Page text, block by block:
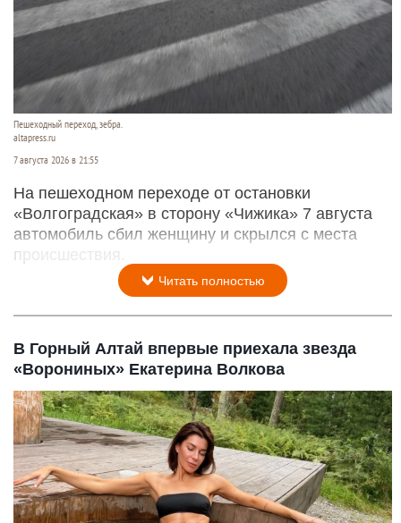
Пешеходный переход, зебра.
altapress.ru
7 августа 2026 в 21:55
На пешеходном переходе от остановки
«Волгоградская» в сторону «Чижика» 7 августа
автомобиль сбил женщину и скрылся с места
происшествия.
Читать полностью
В Горный Алтай впервые приехала звезда
«Ворониных» Екатерина Волкова